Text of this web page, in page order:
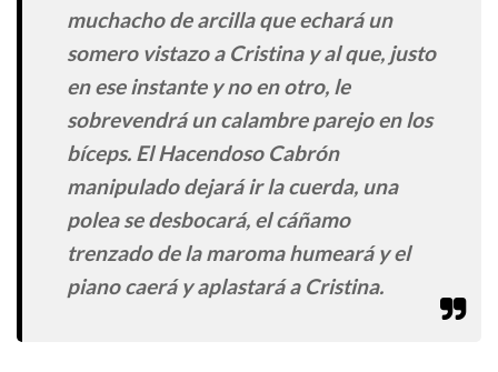
muchacho de arcilla que echará un
somero vistazo a Cristina y al que, justo
en ese instante y no en otro, le
sobrevendrá un calambre parejo en los
bíceps. El Hacendoso Cabrón
manipulado dejará ir la cuerda, una
polea se desbocará, el cáñamo
trenzado de la maroma humeará y el
piano caerá y aplastará a Cristina.